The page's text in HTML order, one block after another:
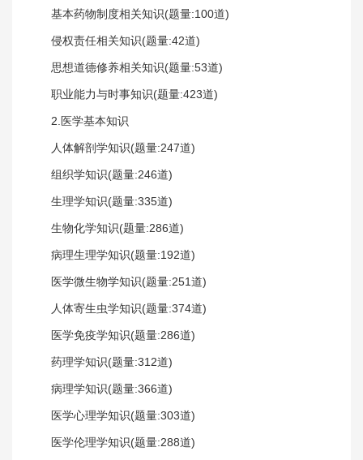
基本药物制度相关知识(题量:100道)
侵权责任相关知识(题量:42道)
思想道德修养相关知识(题量:53道)
职业能力与时事知识(题量:423道)
2.医学基本知识
人体解剖学知识(题量:247道)
组织学知识(题量:246道)
生理学知识(题量:335道)
生物化学知识(题量:286道)
病理生理学知识(题量:192道)
医学微生物学知识(题量:251道)
人体寄生虫学知识(题量:374道)
医学免疫学知识(题量:286道)
药理学知识(题量:312道)
病理学知识(题量:366道)
医学心理学知识(题量:303道)
医学伦理学知识(题量:288道)